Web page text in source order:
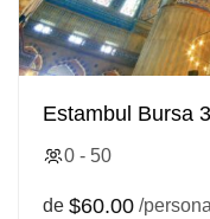
Estambul Bursa
0 - 50
de $60.00 /persona